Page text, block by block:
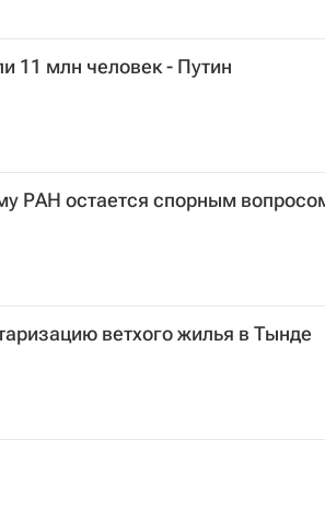
11 млн человек - Путин
РАН остается спорным
ветхого жилья в Тынде